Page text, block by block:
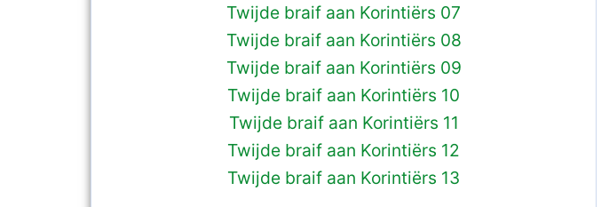
Twijde braif aan Korintiërs 07
Twijde braif aan Korintiërs 08
Twijde braif aan Korintiërs 09
Twijde braif aan Korintiërs 10
Twijde braif aan Korintiërs 11
Twijde braif aan Korintiërs 12
Twijde braif aan Korintiërs 13